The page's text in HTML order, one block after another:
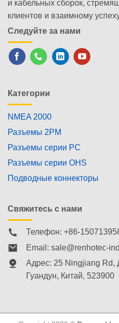
и кабельных сборок,
клиентов и взаимному
Следуйте за нами
Категории
NMEA 2000
Разъемы 2PM
Разъемы серии PC
Разъемы серии OHS
Подводные коннекторы
Свяжитесь с нами
Телефон: +86-
Email: sale@renhotec-
Адрес: 25 Ningjiang Rd,
Гуандун, Китай, 523900